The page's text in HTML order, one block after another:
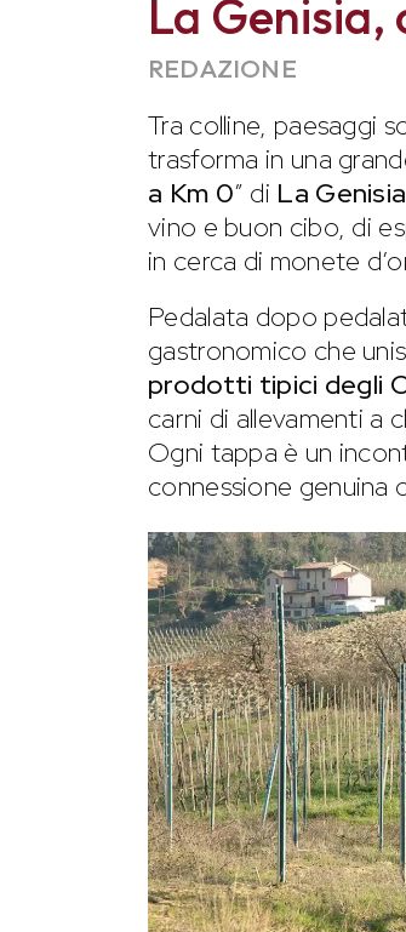
La Genisia,
REDAZIONE
Tra colline, paesaggi
trasforma in una
a Km 0” di La Genisia
vino e buon cibo, di
in cerca di monete
Pedalata dopo
gastronomico che
prodotti tipici degli
carni di allevamenti a
Ogni tappa è un
connessione genuina